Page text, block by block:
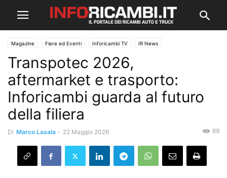
Magazine Fiere ed Eventi Inforicambi TV IR News
Transpotec 2026,
aftermarket e trasporto:
Inforicambi guarda al futuro
della filiera
Di Marco Lasala - 22 Maggio 2026 69